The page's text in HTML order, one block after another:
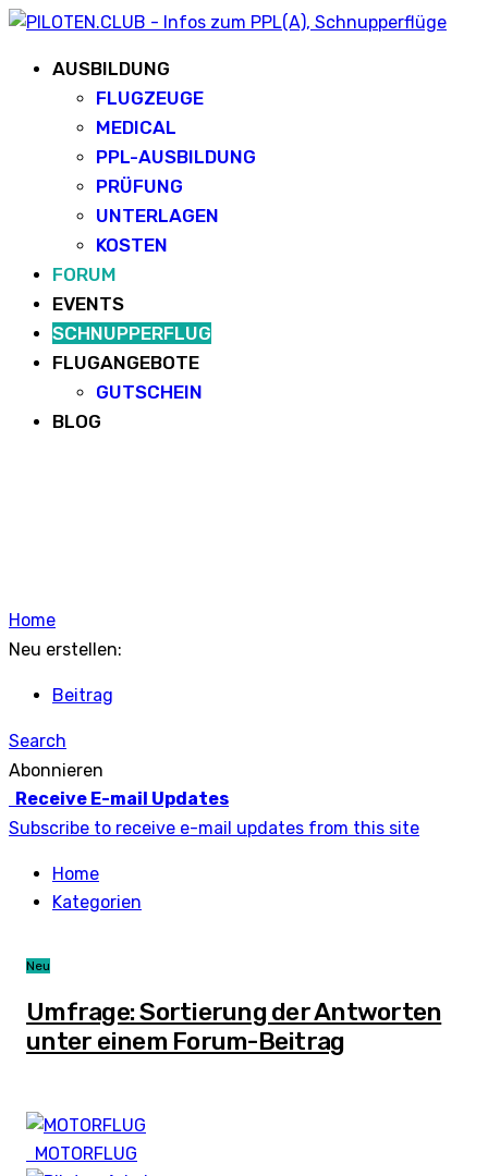
AUSBILDUNG
FLUGZEUGE
MEDICAL
PPL-AUSBILDUNG
PRÜFUNG
UNTERLAGEN
KOSTEN
FORUM
EVENTS
SCHNUPPERFLUG
FLUGANGEBOTE
GUTSCHEIN
BLOG
Home
Neu erstellen:
Beitrag
Search
Abonnieren
Receive E-mail Updates
Subscribe to receive e-mail updates from this site
Home
Kategorien
Neu
Umfrage: Sortierung der Antworten
unter einem Forum-Beitrag
MOTORFLUG